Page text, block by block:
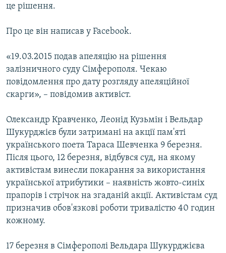
це рішення.
Про це він написав у Facebook.
«19.03.2015 подав апеляцію на рішення
залізничного суду Сімферополя. Чекаю
повідомлення про дату розгляду апеляційної
скарги», – повідомив активіст.
Олександр Кравченко, Леонід Кузьмін і Вельдар
Шукурджієв були затримані на акції пам'яті
українського поета Тараса Шевченка 9 березня.
Після цього, 12 березня, відбувся суд, на якому
активістам винесли покарання за використання
української атрибутики – наявність жовто-синіх
прапорів і стрічок на згаданій акції. Активістам суд
призначив обов'язкові роботи тривалістю 40 годин
кожному.
17 березня в Сімферополі Вельдара Шукурджієва